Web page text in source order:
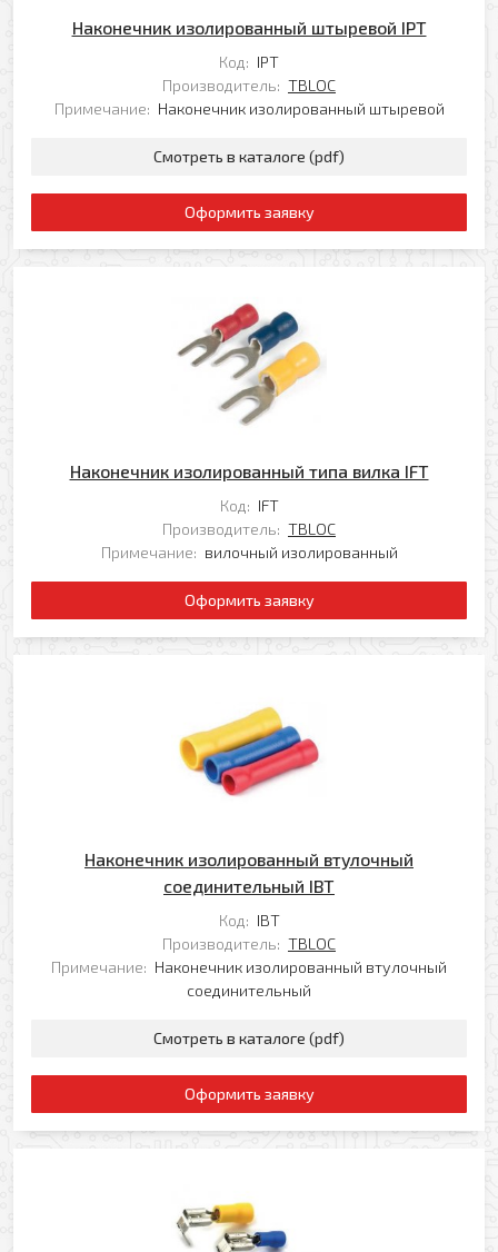
Наконечник изолированный штыревой IPT
Код: IPT
Производитель: TBLOC
Примечание: Наконечник изолированный штыревой
Смотреть в каталоге (pdf)
Оформить заявку
Наконечник изолированный типа вилка IFT
Код: IFT
Производитель: TBLOC
Примечание: вилочный изолированный
Оформить заявку
Наконечник изолированный втулочный
соединительный IBT
Код: IBT
Производитель: TBLOC
Примечание: Наконечник изолированный втулочный
соединительный
Смотреть в каталоге (pdf)
Оформить заявку
Комментарий
Я даю свое согласие на обработку моих
Политикой обработки персональных данных
* — поля, обязательные для заполнения
Комментарий к заказу
Согласен(-на) на получение рассылки
Я даю свое согласие на обработку моих
персональных данных в соответствии с
Политикой обработки персональных данных